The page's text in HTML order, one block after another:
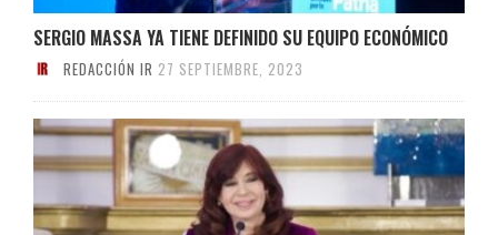
SERGIO MASSA YA TIENE DEFINIDO SU EQUIPO ECONÓMICO
REDACCIÓN IR 27 SEPTIEMBRE, 2023